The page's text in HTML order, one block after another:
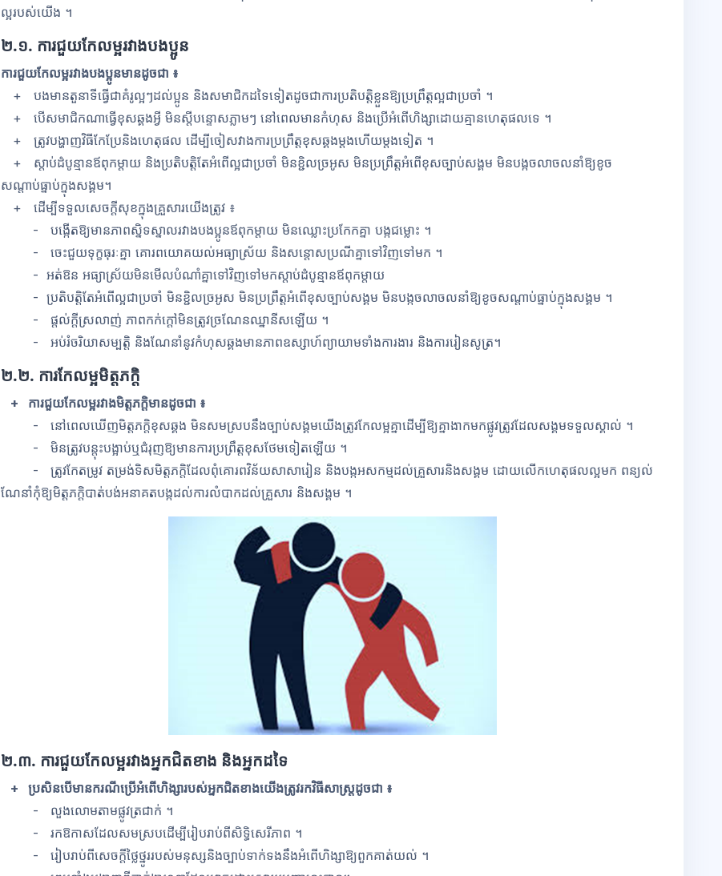
ល្អរបស់យើង ។
២.១. ការជួយកែលម្អរវាងបងប្អូន
ការជួយកែលម្អរវាងបងប្អូនមានដូចជា ៖
+ បងមានតួនាទីធ្វើជាគំរូល្អៗដល់ប្អូន និងសមាជិកដទៃទៀតដូចជាការប្រតិបត្តិខ្លួនឱ្យប្រព្រឹត្តល្អជាប្រចាំ ។
+ បើសមាជិកណាធ្វើខុសឆ្គងអ្វី មិនស្តីបន្ទោសភ្លាមៗ នៅពេលមានកំហុស និងប្រើអំពើហិង្សាដោយគ្មានហេតុផលទេ ។
+ ត្រូវបង្ហាញវិធីកែប្រែនិងហេតុផល ដើម្បីចៀសវាងការប្រព្រឹត្តខុសឆ្គងម្ដងហើយម្ដងទៀត ។
+ ស្ដាប់ដំបូន្មានឪពុកម្ដាយ និងប្រតិបត្តិតែអំពើល្អជាប្រចាំ មិនខ្ជិលច្រអូស មិនប្រព្រឹត្តអំពើខុសច្បាប់សង្គម មិនបង្កចលាចលនាំឱ្យខូច
សណ្ដាប់ធ្នាប់ក្នុងសង្គម។
+ ដើម្បីទទួលសេចក្ដីសុខក្នុងគ្រួសារយើងត្រូវ ៖
- បង្កើតឱ្យមានភាពស្និទស្នាលរវាងបងប្អូនឪពុកម្ដាយ មិនឈ្លោះប្រកែកគ្នា បង្កជម្លោះ ។
- ចេះជួយទុក្ខធុរៈគ្នា គោរពយោគយល់អធ្យាស្រ័យ និងសន្ដោសប្រណីគ្នាទៅវិញទៅមក ។
- អត់ឱន អធ្យាស្រ័យមិនមើលបំណាំគ្នាទៅវិញទៅមកស្ដាប់ដំបូន្មានឪពុកម្ដាយ
- ប្រតិបត្តិតែអំពើល្អជាប្រចាំ មិនខ្ជិលច្រអូស មិនប្រព្រឹត្តអំពើខុសច្បាប់សង្គម មិនបង្កចលាចលនាំឱ្យខូចសណ្ដាប់ធ្នាប់ក្នុងសង្គម ។
- ផ្តល់ក្ដីស្រលាញ់ ភាពកក់ក្ដៅមិនត្រូវច្រណែនឈ្នានីសឡើយ ។
- អប់រំចរិយាសម្បត្តិ និងណែនាំនូវកំហុសឆ្គងមានភាពឧស្សាហ៍ព្យាយាមទាំងការងារ និងការរៀនសូត្រ។
២.២. ការកែលម្អមិត្តភក្តិ
+ ការជួយកែលម្អរវាងមិត្តភក្តិមានដូចជា ៖
- នៅពេលឃើញមិត្តភក្តិខុសឆ្គង មិនសមស្របនឹងច្បាប់សង្គមយើងត្រូវកែលម្អគ្នាដើម្បីឱ្យគ្នាងាកមកផ្លូវត្រូវដែលសង្គមទទួលស្គាល់ ។
- មិនត្រូវបន្តុះបង្អាប់ឬជំរុញឱ្យមានការប្រព្រឹត្តខុសថែមទៀតឡើយ ។
- ត្រូវកែតម្រូវ តម្រង់ទិសមិត្តភក្តិដែលពុំគោរពវិន័យសាសារៀន និងបង្កអសកម្មដល់គ្រួសារនិងសង្គម ដោយលើកហេតុផលល្អមក ពន្យល់
ណែនាំកុំឱ្យមិត្តភក្តិបាត់បង់អនាគតបង្កដល់ការលំបាកដល់គ្រួសារ និងសង្គម ។
២.៣. ការជួយកែលម្អរវាងអ្នកជិតខាង និងអ្នកដទៃ
+ ប្រសិនបើមានករណីប្រើអំពើហិង្សារបស់អ្នកជិតខាងយើងត្រូវរកវិធីសាស្រ្តដូចជា ៖
- លួងលោមតាមផ្លូវត្រជាក់ ។
- រកឱកាសដែលសមស្របដើម្បីរៀបរាប់ពសិទ្ធិសេរីភាព ។
- រៀបរាប់ពីសេចក្ដីថ្លៃថ្នូររបស់មនុស្សនិងច្បាប់ទាក់ទងនឹងអំពើហិង្សាឱ្យពួកគាត់យល់ ។